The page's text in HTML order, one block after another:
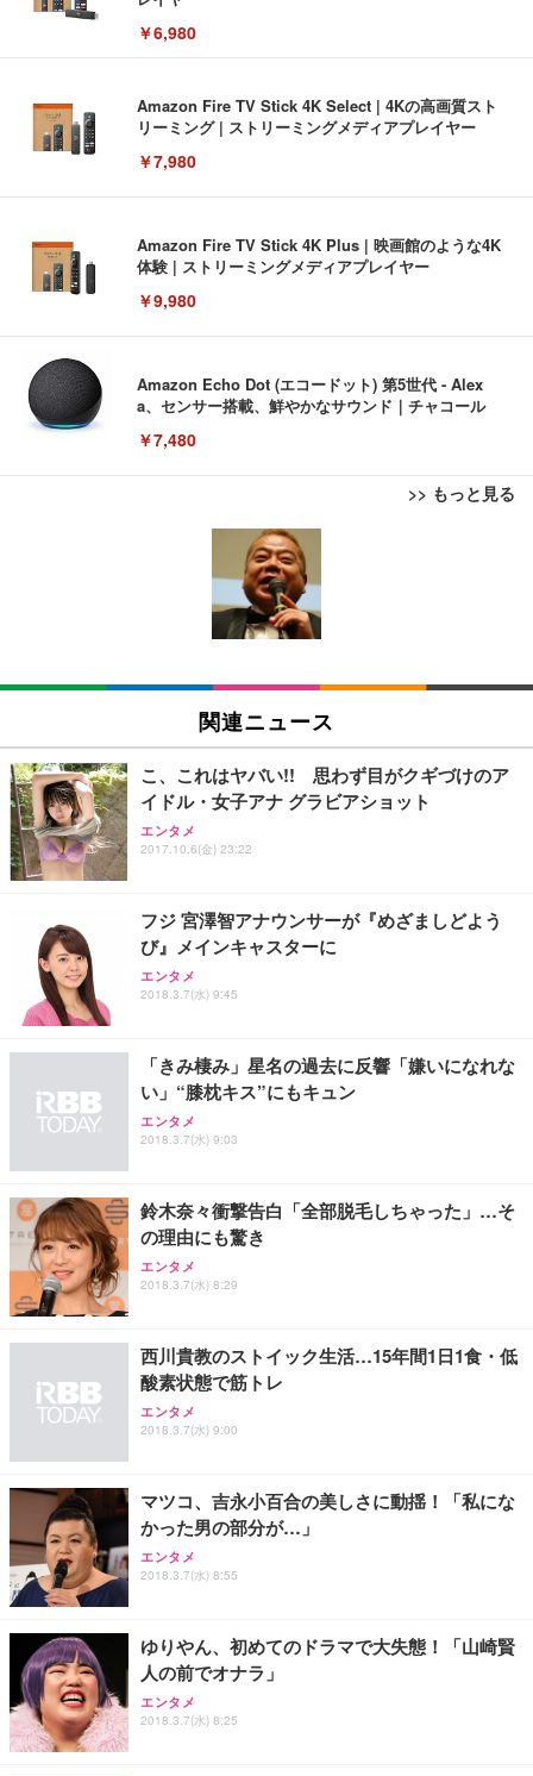
￥6,980
Amazon Fire TV Stick 4K Select | 4Kの高画質スト
リーミング | ストリーミングメディアプレイヤー
￥7,980
Amazon Fire TV Stick 4K Plus | 映画館のような4K
体験 | ストリーミングメディアプレイヤー
￥9,980
Amazon Echo Dot (エコードット) 第5世代 - Alex
a、センサー搭載、鮮やかなサウンド｜チャコール
￥7,480
>> もっと見る
[EdoErgo] オフィスチェア 椅子 テレワーク 疲れな
い 跳ね上げ式アームレスト コンパクト 約105度ロッ
キング pc 事務椅子 360度回転 座面昇降 強化ナイロ
ン樹脂ベース 通気性メッシュ 在宅ワーク H-WY01
(黒網+黒枠+黒足)
SIHOO B100 オフィスチェア／デスクチェア メッシ
ュチェア 人間工学 疲れない ブラック
￥27,999
Sezlife オフィスチェア デスクチェア 疲れない テレ
ワーク チェア 強化バックレスト 30度ロッキング機
能 人間工学 椅子 腰サポート 90度跳ね上げ式アーム
ョン PCチェア 通気性メッシュ ゲーミング/勉強/事
務用 おしゃれ パソコンチェア (ブラック)
Sezlife オフィスチェア デスクチェア 疲れない テレ
ワーク チェア 強化バックレスト 30度ロッキング機
能 人間工学 椅子 腰サポート 90度跳ね上げ式アーム
務用 おしゃれ パソコンチェア (ホワイト)
ANDWINT オフィスチェア デスクチェア 肘なし メ
ッシュ 通気性 ランバーサポート付き 腰サポート ガ
ス圧無段階昇降 360度回転 キャスター付き コンパク
EIZO ビジネス向けプレミアムモニター | FlexScan
EV3240X-WT | 31.5型4K UHD・USB Type-C・ホワ
￥105,595
EIZO ビジネス向けプレミアムモニター | FlexScan
￥109,572
【純正品】27"ゲーミングモニター DualSense 充電
フック付き（CFI-ZDM1J）
【整備済み品】Dell E2724HS 27インチ 液晶モニタ
ー フルHD（1920×1080）VA 非光沢 HDMI/DisplayP
ort/VGA スピーカー内蔵 高さ調整 スイベル VESA対
【MiniLED/24.5inch/280Hz/FHD】GRAPHT THE S
HOOTER Gaming Monitor 24” Essential ゲーミン
グモニター QD 24.5インチ 1ms FHD 量子ドット 残
Amazonベーシック ペットシーツ 薄型 レギュラー 1
回使い捨て 無香料 ホワイト 300枚
Amazonベーシック ペットシーツ 厚型 ワイド 42枚
x2袋(84枚) ホワイト(吸収面:ライトブルー)
￥3,234
ネオ・ルーライフ ネオ・オムツ L 中型犬用 26枚入
り 単品
Smart Basic(スマートベーシック) 【Amazon.co.jp
限定】 Smart Basic アイリスオーヤマ ペットシーツ
超厚型 お徳用 ワイド 100枚入 (x 1) (ケース販売)
アイリスオーヤマ ペットシーツ 超厚型 お徳用 レギ
ュラー 200枚入【Amazon.co.jp限定】
関連ニュース
こ、これはヤバい!! 思わず目がクギづけのア
イドル・女子アナ グラビアショット
エンタメ
2017.10.6(金) 23:22
フジ 宮澤智アナウンサーが『めざましどよう
び』メインキャスターに
エンタメ
2018.3.7(水) 9:45
「きみ棲み」星名の過去に反響「嫌いになれな
い」“膝枕キス”にもキュン
エンタメ
2018.3.7(水) 9:03
鈴木奈々衝撃告白「全部脱毛しちゃった」…そ
の理由にも驚き
エンタメ
2018.3.7(水) 8:29
西川貴教のストイック生活…15年間1日1食・低
酸素状態で筋トレ
エンタメ
2018.3.7(水) 9:00
マツコ、吉永小百合の美しさに動揺！「私にな
かった男の部分が…」
エンタメ
2018.3.7(水) 8:55
ゆりやん、初めてのドラマで大失態！「山崎賢
人の前でオナラ」
エンタメ
2018.3.7(水) 8:25